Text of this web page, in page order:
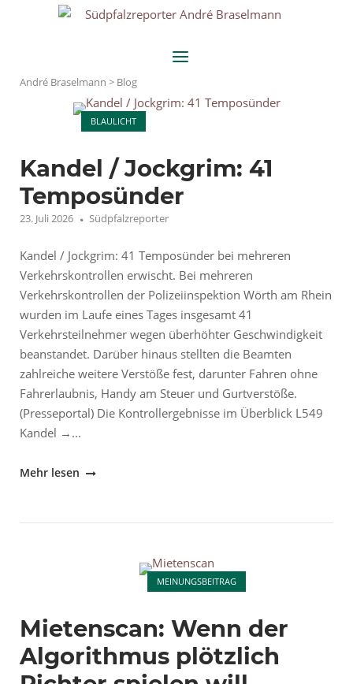
Home
Menu
André Braselmann > Blog
BLAULICHT
Open post
Kandel / Jockgrim: 41
Temposünder
23. Juli 2026 Südpfalzreporter
Kandel / Jockgrim: 41 Temposünder bei mehreren
Verkehrskontrollen erwischt. Bei mehreren
Verkehrskontrollen der Polizeiinspektion Wörth am Rhein
wurden im Laufe eines Tages insgesamt 41
Verkehrsteilnehmer wegen überhöhter Geschwindigkeit
beanstandet. Darüber hinaus stellten die Beamten
zahlreiche weitere Verstöße fest, darunter Fahren ohne
Fahrerlaubnis, Handy am Steuer und Gurtverstöße.
(Presseportal) Die Kontrollergebnisse im Überblick L549
Kandel →...
"Kandel
Mehr lesen
MEINUNGSBEITRAG
Open post
Mietenscan: Wenn der
Algorithmus plötzlich